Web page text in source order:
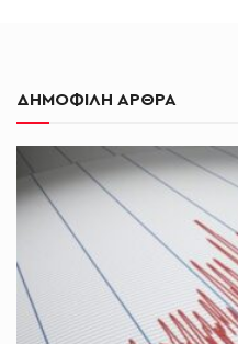
ΔΗΜΟΦΙΛΗ ΑΡΘΡΑ